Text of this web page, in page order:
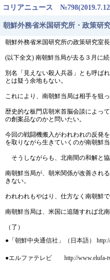
コリアニュース
朝鮮外務省米国研究所・政策研
朝鮮外務省米国研究所の政策研究室
(以下全文) 南朝鮮当局が去る３月に
別名「見えない殺人兵器」とも呼ば
とは疑う余地もない。
これにより、南朝鮮当局は相手を狙
歴史的な板門店朝米首脳会談によっ
の創案品なのかと問いたい。
今回の戦闘機搬入がわれわれの反発
を取りながら生きていくのが南朝鮮
そうしながらも、北南間の和解と
南朝鮮当局が、朝米関係が改善され
きない。
われわれもやはり、仕方なく南朝鮮
南朝鮮当局は、米国に追随すれば北
（了）
●「朝鮮中央通信社」（日本語）
●エルファテレビ http://www.elufa-